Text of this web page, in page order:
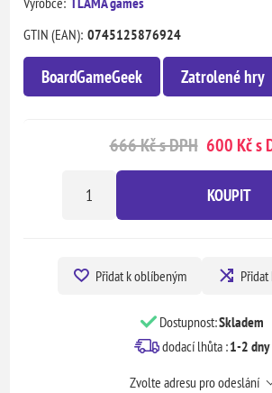
GTIN (EAN): 0745125876924
BoardGameGeek Zatrolené hry
666 Kč s DPH 600 Kč s
KOUPIT
Přidat k oblíbeným
Dostupnost:Skladem
dodací lhůta :1-2 dny
Zvolte adresu pro odeslání